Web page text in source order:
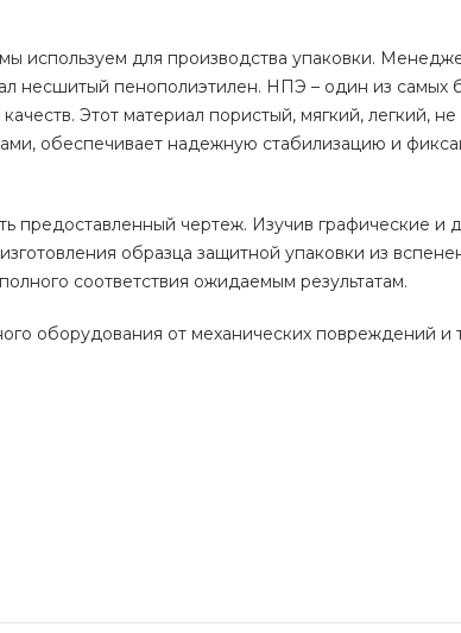
используем для производства упаковки.
несшитый пенополиэтилен. НПЭ – один из самых
Этот материал пористый, мягкий, легкий, не
обеспечивает надежную стабилизацию и
предоставленный чертеж. Изучив графические и
образца защитной упаковки из
соответствия ожидаемым результатам.
оборудования от механических повреждений и